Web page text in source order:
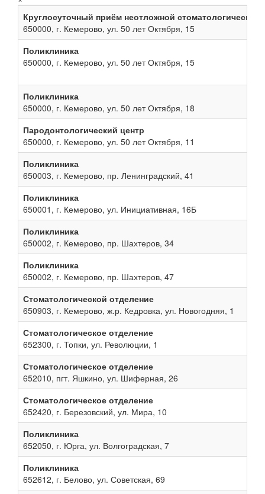
Круглосуточный приём неотложной
650000, г. Кемерово, ул. 50 лет Октября, 15
Поликлиника
650000, г. Кемерово, ул. 50 лет Октября, 15
Поликлиника
650000, г. Кемерово, ул. 50 лет Октября, 18
Пародонтологический центр
650000, г. Кемерово, ул. 50 лет Октября, 11
Поликлиника
650003, г. Кемерово, пр. Ленинградский, 41
Поликлиника
650001, г. Кемерово, ул. Инициативная, 16Б
Поликлиника
650002, г. Кемерово, пр. Шахтеров, 34
Поликлиника
650002, г. Кемерово, пр. Шахтеров, 47
Стоматологической отделение
650903, г. Кемерово, ж.р. Кедровка, ул. Новогодняя, 1
Стоматологическое отделение
652300, г. Топки, ул. Революции, 1
Стоматологическое отделение
652010, пгт. Яшкино, ул. Шиферная, 26
Стоматологическое отделение
652420, г. Березовский, ул. Мира, 10
Поликлиника
652050, г. Юрга, ул. Волгоградская, 7
Поликлиника
652612, г. Белово, ул. Советская, 69